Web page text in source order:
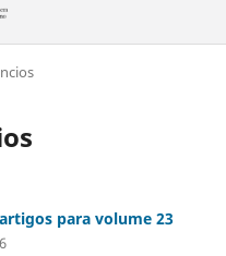
para volume 23